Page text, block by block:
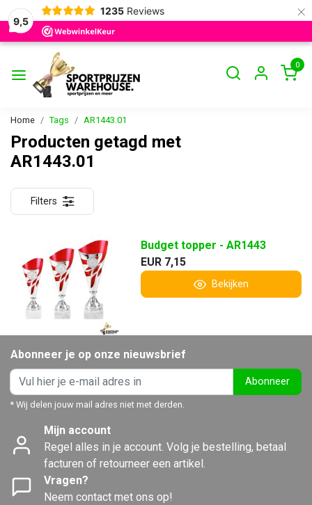
9,5
1235 Reviews ×
0
Home Tags AR1443.01
Producten getagd met
AR1443.01
Filters
Budget topper - AR1443
EUR 7,15
Bekijken
Abonneer je op onze nieuwsbrief
Abonneer
* Wij delen jouw mail adres niet met derden.
Mijn account
Regel alles in je account. Volg je bestelling, betaal
facturen of retourneer een artikel.
Vragen?
Neem contact met ons op!